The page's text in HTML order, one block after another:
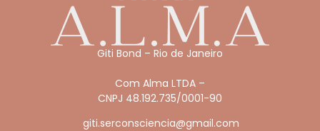
Giti Bond – Rio de Janeiro
Com Alma LTDA –
CNPJ 48.192.735/0001-90
giti.serconsciencia@gmail.com